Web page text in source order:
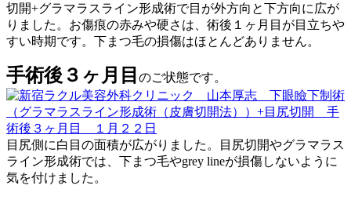
切開+グラマラスライン形成術で目が外方向と下方向に広が
りました。お傷痕の赤みや硬さは、術後１ヶ月目が目立ちや
すい時期です。下まつ毛の損傷はほとんどありません。
手術後３ヶ月目 のご状態です。
目尻側に白目の面積が広がりました。目尻切開やグラマラス
ライン形成術では、下まつ毛やgrey lineが損傷しないように
気を付けました。